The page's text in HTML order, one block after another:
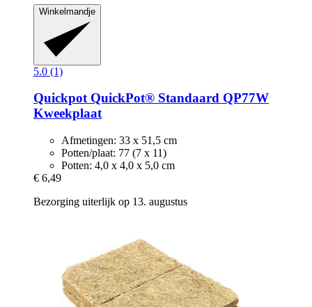
Winkelmandje
5.0 (1)
QuickpotQuickPot® Standaard QP77W
Kweekplaat
Afmetingen: 33 x 51,5 cm
Potten/plaat: 77 (7 x 11)
Potten: 4,0 x 4,0 x 5,0 cm
€ 6,49
Bezorging uiterlijk op 13. augustus